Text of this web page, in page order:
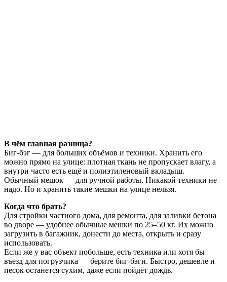
В чём главная разница?
Биг-бэг — для больших объёмов и техники. Хранить его
можно прямо на улице: плотная ткань не пропускает влагу, а
внутри часто есть ещё и полиэтиленовый вкладыш.
Обычный мешок — для ручной работы. Никакой техники не
надо. Но и хранить такие мешки на улице нельзя.
Когда что брать?
Для стройки частного дома, для ремонта, для заливки бетона
во дворе — удобнее обычные мешки по 25–50 кг. Их можно
загрузить в багажник, донести до места, открыть и сразу
использовать.
Если же у вас объект побольше, есть техника или хотя бы
въезд для погрузчика — берите биг-бэги. Быстро, дешевле и
песок останется сухим, даже если пойдёт дождь.